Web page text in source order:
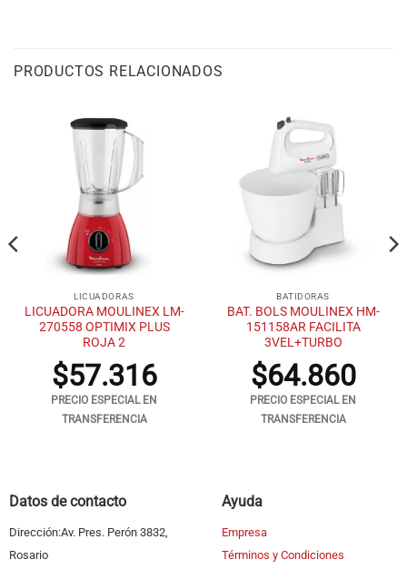
PRODUCTOS RELACIONADOS
LICUADORAS
LICUADORA MOULINEX LM-
270558 OPTIMIX PLUS
ROJA 2
$57.316
PRECIO ESPECIAL EN
TRANSFERENCIA
BATIDORAS
BAT. BOLS MOULINEX HM-
151158AR FACILITA
3VEL+TURBO
$64.860
PRECIO ESPECIAL EN
TRANSFERENCIA
Datos de contacto
Dirección:Av. Pres. Perón 3832,
Rosario
Ayuda
Empresa
Términos y Condiciones